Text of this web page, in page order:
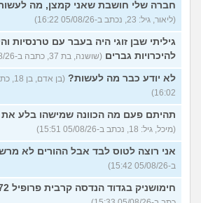
דחפתי אותה מתוך כעס. איך
להתמודד?
(אלכס, שם בדוי, בן
40)
איך להסביר לה שאני רוצה
להיפרד?
(עידן, בן 27)
בעיות ביני לבית הזוג, מה
לעשות?
לא משלמת בדייטים
(אלי, בן
29)
יוצאת איתו היום לדייט ראשון
בטיילת או מועדון?
(רואי, בן
חברה שלי חושבת שאני קמצן, מה
(ליאור, גיל: 23, נכתב ב-05/08/26 16:22)
גיליתי שבן זוגי היה בעבר עם טרנסיות
להיכרויות גברים (שושנה, בת 37, כתבה ב-05/08/26 16:13)
לא יודע כבר מה לעשות?
16:02)
תהיתם פעם מה הכוונה שמישהו בלע את
(מיכל, גיל: 18, נכתב ב-05/08/26 15:51)
אני רוצה לטוס לבד אבל ההורים לא
ב-05/08/26 15:42)
חימושניק בגדוד הנדסה קרבית פרופיל 72?